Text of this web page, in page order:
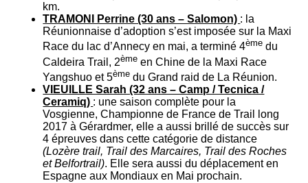
km.
TRAMONI Perrine (30 ans – Salomon) : la
Réunionnaise d’adoption s’est imposée sur la Maxi
Race du lac d’Annecy en mai, a terminé 4ème du
Caldeira Trail, 2ème en Chine de la Maxi Race
Yangshuo et 5ème du Grand raid de La Réunion.
VIEUILLE Sarah (32 ans – Camp / Tecnica /
Ceramiq) : une saison complète pour la
Vosgienne, Championne de France de Trail long
2017 à Gérardmer, elle a aussi brillé de succès sur
4 épreuves dans cette catégorie de distance
(Lozère trail, Trail des Marcaires, Trail des Roches
et Belfortrail). Elle sera aussi du déplacement en
Espagne aux Mondiaux en Mai prochain.